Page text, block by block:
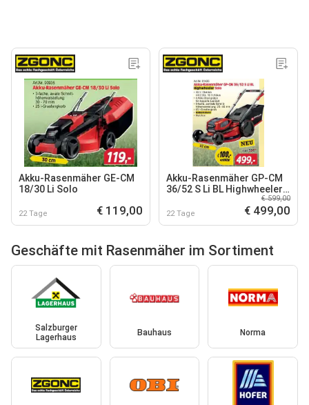
Akku-Rasenmäher GE-CM
18/30 Li Solo
22 Tage € 119,00
Akku-Rasenmäher GP-CM
36/52 S Li BL Highwheeler
22 Tage
€ 599,00
€ 499,00
Geschäfte mit Rasenmäher im Sortiment
Salzburger
Lagerhaus
Bauhaus Norma